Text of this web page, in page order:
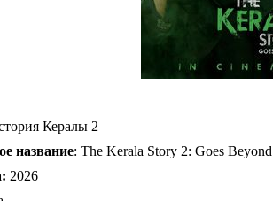
Кералы 2
название: The Kerala Story 2: Goes Beyond
2026